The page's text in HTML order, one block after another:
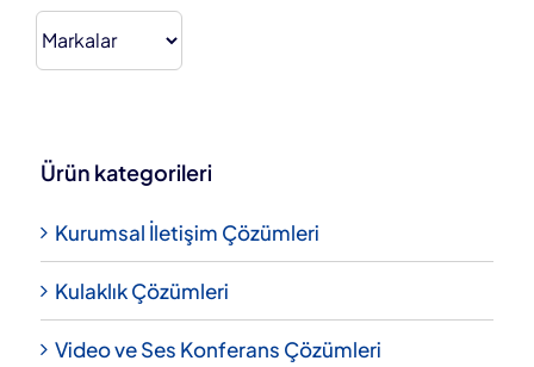
Ürün kategorileri
Kurumsal İletişim Çözümleri
Kulaklık Çözümleri
Video ve Ses Konferans Çözümleri